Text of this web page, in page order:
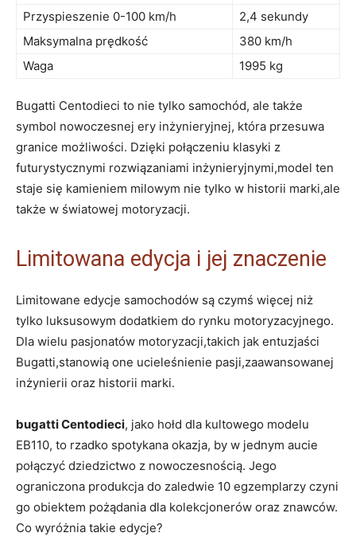
Przyspieszenie 0-100 km/h
2,4 sekundy
Maksymalna prędkość
380 km/h
Waga
1995 kg
Bugatti Centodieci ‌to nie tylko samochód, ale także
symbol nowoczesnej ery inżynieryjnej, która przesuwa
granice możliwości. Dzięki połączeniu klasyki z
futurystycznymi rozwiązaniami inżynieryjnymi,model ten
staje się kamieniem ⁤milowym nie tylko w historii marki,ale⁤
także w światowej motoryzacji.
Limitowana ‍edycja‌ i jej znaczenie
Limitowane edycje samochodów są czymś więcej niż
tylko luksusowym dodatkiem do ⁣rynku motoryzacyjnego.
Dla wielu pasjonatów motoryzacji,takich ‌jak entuzjaści
Bugatti,stanowią one ⁢ucieleśnienie ⁣pasji,zaawansowanej
inżynierii oraz historii marki.
bugatti Centodieci, jako ⁤hołd dla kultowego modelu
EB110, to rzadko spotykana okazja, by w ⁢jednym aucie
połączyć dziedzictwo z‍ nowoczesnością. ​Jego
ograniczona produkcja do zaledwie ⁢10 egzemplarzy czyni
go obiektem pożądania⁤ dla kolekcjonerów ⁣oraz znawców.
Co wyróżnia takie edycje?